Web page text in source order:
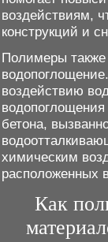
воздействиям,
конструкций и
Полимеры также
воздействию
бетона,
химическим
расположенных
Как